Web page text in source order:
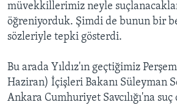
müvekkillerimiz neyle
öğreniyorduk. Şimdi de bunun bir
sözleriyle tepki gösterdi.
Bu arada Yıldız'ın geçtiğimiz
Haziran) İçişleri Bakanı Süleyman
Ankara Cumhuriyet Savcılığı'na